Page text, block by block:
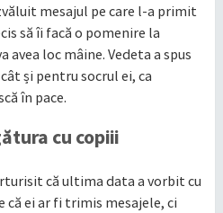
mesajul pe care l-a primit
să îi facă o pomenire la
avea loc mâine. Vedeta a spus
și pentru socrul ei, ca
în pace.
cu copiii
că ultima data a vorbit cu
că ei ar fi trimis mesajele, ci